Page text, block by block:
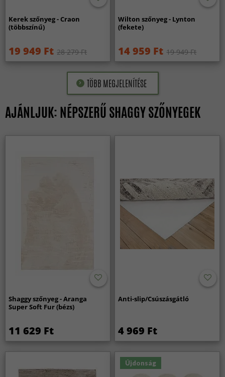
Kerek szőnyeg - Craon
(többszínű)
19 949 Ft 28 279 Ft
Wilton szőnyeg - Lynton
(fekete)
14 959 Ft 19 949 Ft
TÖBB MEGJELENÍTÉSE
AJÁNLJUK: NÉPSZERŰ SHAGGY SZŐNYEGEK
Shaggy szőnyeg - Aranga
Super Soft Fur (bézs)
11 629 Ft
Anti-slip/Csúszásgátló
4 969 Ft
Újdonság